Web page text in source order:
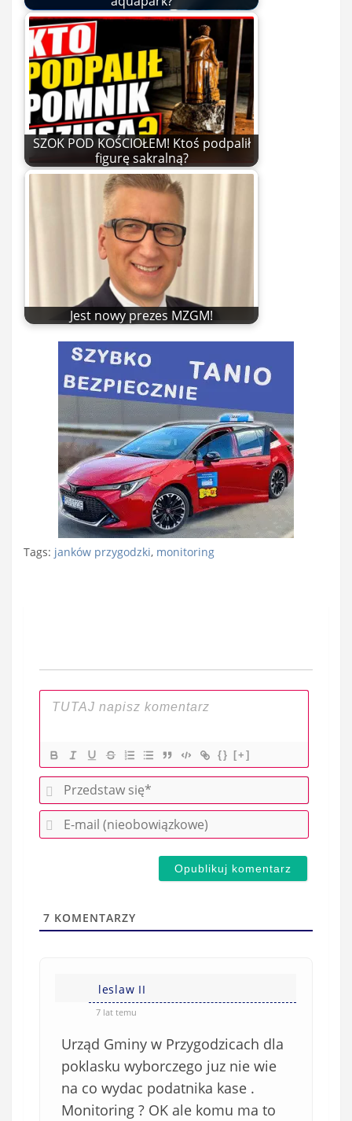
SZOK POD KOŚCIOŁEM! Ktoś podpalił
figurę sakralną?
Jest nowy prezes MZGM!
Tags: janków przygodzki, monitoring
{} [+]
P
r
e
w
E
-
(
7 KOMENTARZY
leslaw II
7 lat temu
Urząd Gminy w Przygodzicach dla
poklasku wyborczego juz nie wie
na co wydac podatnika kase .
Monitoring ? OK ale komu ma to